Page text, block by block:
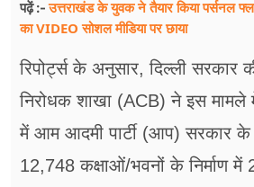
पढ़ें :-उत्तराखंड के युवक ने तैयार किया पर्सनल
का VIDEO सोशल मीडिया पर छाया
रिपोर्ट्स के अनुसार, दिल्ली सरकार
निरोधक शाखा (ACB) ने इस मामले
में आम आदमी पार्टी (आप) सरकार के
12,748 कक्षाओं/भवनों के निर्माण